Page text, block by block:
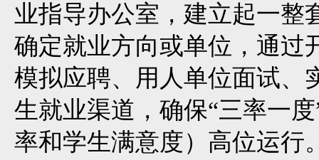
业指导办公室，建立起一整
确定就业方向或单位，通过
模拟应聘、用人单位面试、
生就业渠道，确保“三率一
率和学生满意度）高位运行